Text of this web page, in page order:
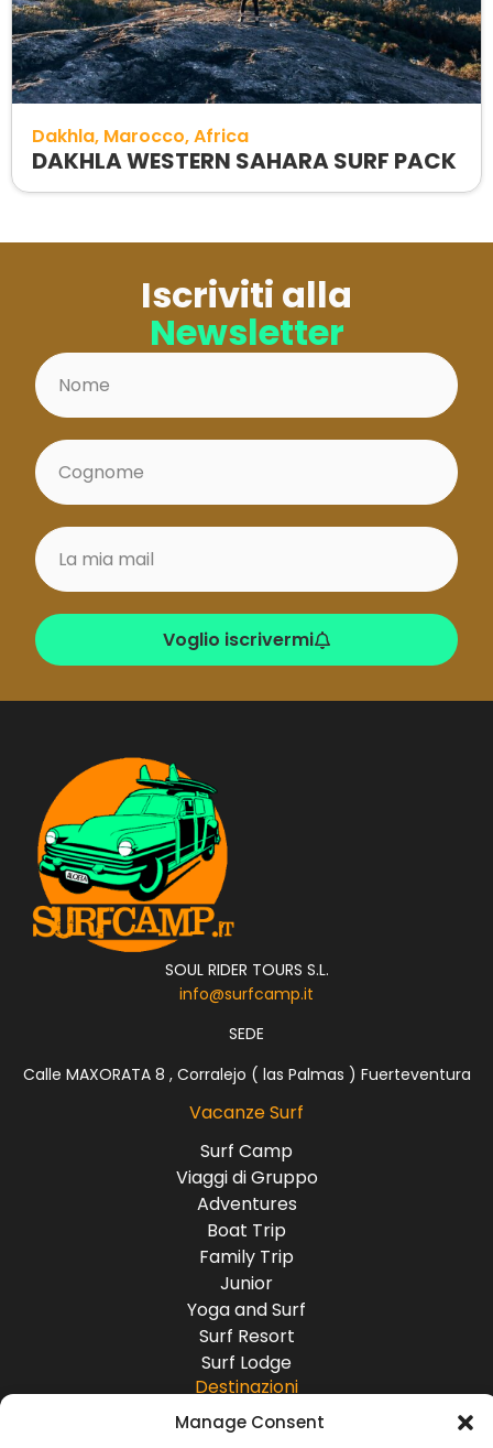
Manage Consent
Dakhla Marocco Africa
DAKHLA WESTERN SAHARA SURF PACK
Iscriviti alla
Newsletter
Voglio iscrivermi
SOUL RIDER TOURS S.L.
info@surfcamp.it
SEDE
Calle MAXORATA 8 , Corralejo ( las Palmas ) Fuerteventura
Vacanze Surf
Surf Camp
Viaggi di Gruppo
Adventures
Boat Trip
Family Trip
Junior
Yoga and Surf
Surf Resort
Surf Lodge
Destinazioni
Europa